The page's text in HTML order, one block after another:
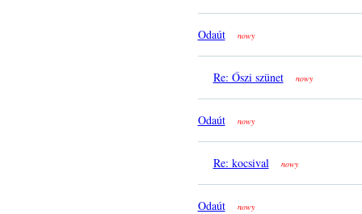
Odaút nowy
Re: Őszi szünet nowy
Odaút nowy
Re: kocsival nowy
Odaút nowy